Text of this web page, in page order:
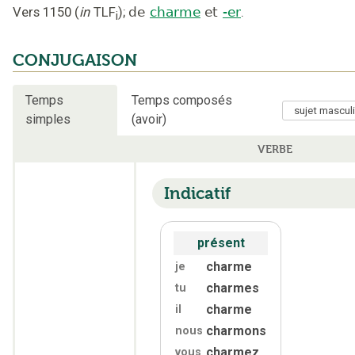
Vers 1150 (in TLFi); de charme et -er.
CONJUGAISON
Temps
simples
Temps composés
(avoir)
VERBE
Indicatif
présent
je charme
tu charmes
il charme
nous charmons
vous